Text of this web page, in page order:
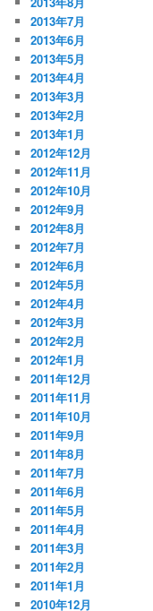
2013年7月
2013年6月
2013年5月
2013年4月
2013年3月
2013年2月
2013年1月
2012年12月
2012年11月
2012年10月
2012年9月
2012年8月
2012年7月
2012年6月
2012年5月
2012年4月
2012年3月
2012年2月
2012年1月
2011年12月
2011年11月
2011年10月
2011年9月
2011年8月
2011年7月
2011年6月
2011年5月
2011年4月
2011年3月
2011年2月
2011年1月
2010年12月